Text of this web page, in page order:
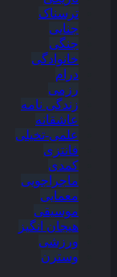
ترسناک
جنایی
جنگی
خانوادگی
درام
رزمی
زندگی نامه
عاشقانه
علمی-تخیلی
فانتزی
کمدی
ماجراجویی
معمایی
موسیقی
هیجان انگیز
ورزشی
وسترن